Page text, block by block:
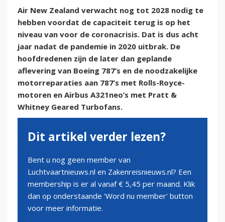
Air New Zealand verwacht nog tot 2028 nodig te
hebben voordat de capaciteit terug is op het
niveau van voor de coronacrisis. Dat is dus acht
jaar nadat de pandemie in 2020 uitbrak. De
hoofdredenen zijn de later dan geplande
aflevering van Boeing 787’s en de noodzakelijke
motorreparaties aan 787’s met Rolls-Royce-
motoren en Airbus A321neo’s met Pratt &
Whitney Geared Turbofans.
Dit artikel verder lezen?
Bent u nog geen member van
Luchtvaartnieuws.nl en Zakenreisnieuws.nl? Een
membership is er al vanaf € 5,45 per maand. Klik
dan op onderstaande 'Word nu member' button
voor meer informatie.